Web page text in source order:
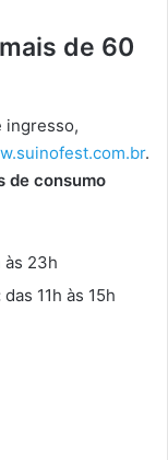
de 60
ingresso,
.
de consumo
às 23h
das 11h às 15h